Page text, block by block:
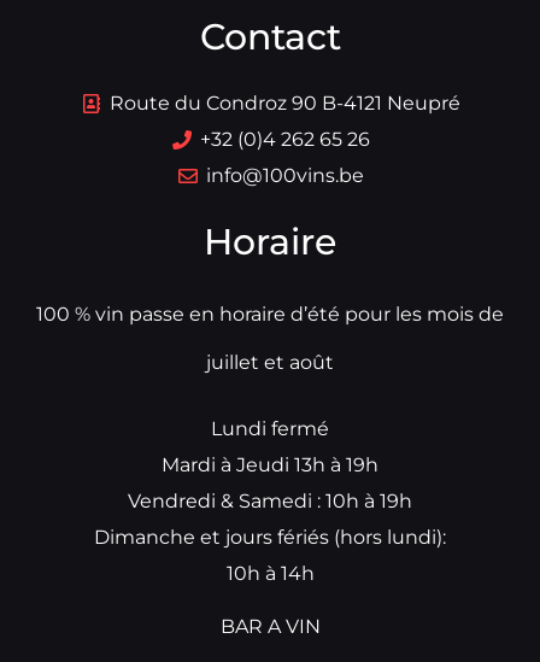
Contact
Route du Condroz 90 B-4121 Neupré
+32 (0)4 262 65 26
info@100vins.be
Horaire
100 % vin passe en horaire d’été pour les mois de
juillet et août
Lundi fermé
Mardi à Jeudi 13h à 19h
Vendredi & Samedi : 10h à 19h
Dimanche et jours fériés (hors lundi):
10h à 14h
BAR A VIN